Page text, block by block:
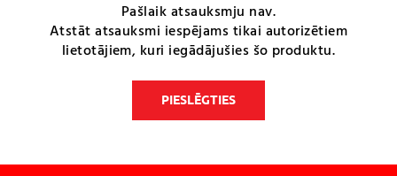
Pašlaik atsauksmju nav.
Atstāt atsauksmi iespējams tikai autorizētiem
lietotājiem, kuri iegādājušies šo produktu.
PIESLĒGTIES